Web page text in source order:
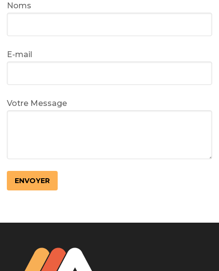
Noms
E-mail
Votre Message
LotoMart
Бай Лото
escort barcelone
https://intimaties.net/es/category/woman-used-
used-panties-es/
eros houston
albanianescort